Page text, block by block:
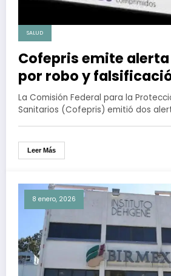
SALUD
Cofepris emite
por robo y
medicamentos
La Comisión Federal para la
Sanitarios (Cofepris) emitió dos
Leer Más
8 enero, 2026